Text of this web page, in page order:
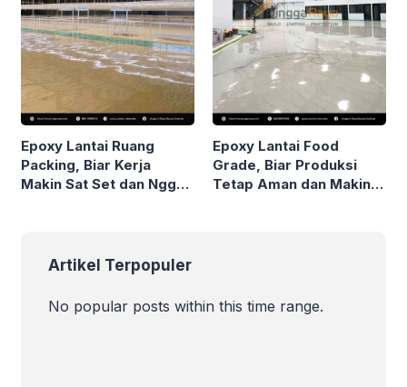
Epoxy Lantai Ruang
Packing, Biar Kerja
Makin Sat Set dan Nggak
Epoxy Lantai Food
Grade, Biar Produksi
Tetap Aman dan Makin
Artikel Terpopuler
No popular posts within this time range.